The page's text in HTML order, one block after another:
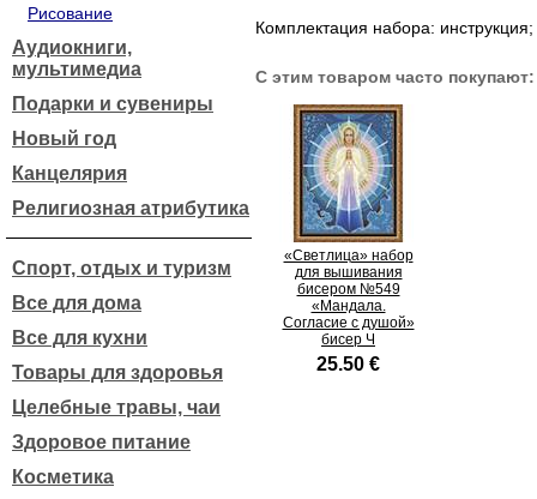
Рисование
Аудиокниги,
мультимедиа
Подарки и сувениры
Новый год
Канцелярия
Религиозная атрибутика
Спорт, отдых и туризм
Все для дома
Все для кухни
Товары для здоровья
Целебные травы, чаи
Здоровое питание
Косметика
Комплектация набора:
С этим товаром часто покупают:
«Светлица» набор
для вышивания
бисером №549
«Мандала.
Согласие с душой»
бисер Ч
25.50 €